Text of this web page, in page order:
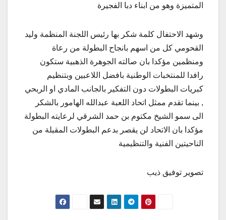
المتميزة وهو من ابناء دبا الفجيرة
وشهد الاحتفال كلمة شكر بها رئيس اللجنة المنظمة وليد
القحومي كل من اسهم بانجاح البطولة من رعاة
ومنظمين مؤكدا بان صالته الجوهرة الذهبية ستكون
رافدا للمنتخبات الوطنية بافضل اللاعبين وبتنظيم
كبريات البطولات دون التفكير بالجانب المادي او الربحي
, بينما تقدم ممثل اتحاد اللعبة عبدالله الهامور بالشكر
الى سمو الشيخ مكتوم بن حمد الشرقي لرعايته البطولة
مؤكدا بان الاتحاد لن يقصر بدعم البطولات المقبلة من
الناحيتين الفنية والتنظيمية
تصوير توفيق ذيب